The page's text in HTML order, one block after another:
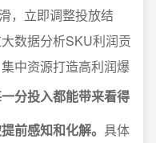
，立即调整投放结
数据分析SKU利润贡
中资源打造高利润爆
分投入都能带来看得
前感知和化解。 具体